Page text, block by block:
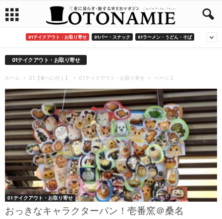
01テイクアウト・お取り寄せ 01バー・スナック 01ラーメン・うどん・そば
01テイクアウト・お取り寄せ
ホーム 01【食べに行く】 01テイクアウト・お取り寄せ ページ 2
01テイクアウト・お取り寄せ
おっきなキャラクターパン！壱番窯＠桑名